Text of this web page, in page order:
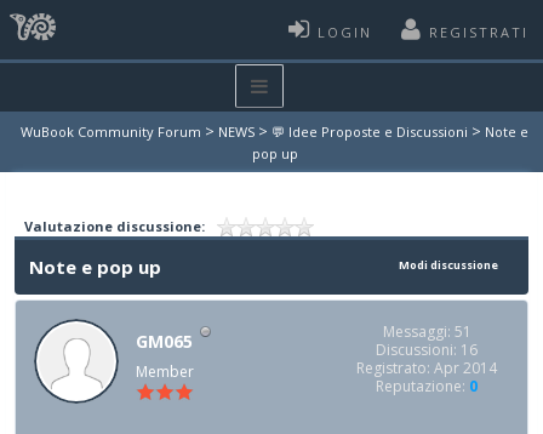
LOGIN REGISTRATI
WuBook Community Forum > NEWS > 💬 Idee Proposte e Discussioni > Note e
pop up
Valutazione discussione:
Modi discussione
Note e pop up
GM065
Member
Messaggi: 51
Discussioni: 16
Registrato: Apr 2014
Reputazione: 0